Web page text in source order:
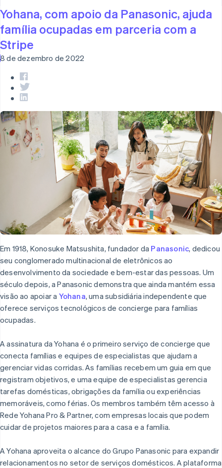
Yohana, com apoio da Panasonic, ajuda
família ocupadas em parceria com a
Stripe
8 de dezembro de 2022
Em 1918, Konosuke Matsushita, fundador da Panasonic, dedicou
seu conglomerado multinacional de eletrônicos ao
desenvolvimento da sociedade e bem-estar das pessoas. Um
século depois, a Panasonic demonstra que ainda mantém essa
visão ao apoiar a Yohana, uma subsidiária independente que
oferece serviços tecnológicos de concierge para famílias
ocupadas.
A assinatura da Yohana é o primeiro serviço de concierge que
conecta famílias e equipes de especialistas que ajudam a
gerenciar vidas corridas. As famílias recebem um guia em que
registram objetivos, e uma equipe de especialistas gerencia
tarefas domésticas, obrigações da família ou experiências
memoráveis, como férias. Os membros também têm acesso à
Rede Yohana Pro & Partner, com empresas locais que podem
cuidar de projetos maiores para a casa e a família.
A Yohana aproveita o alcance do Grupo Panasonic para expandir
relacionamentos no setor de serviços domésticos. A plataforma